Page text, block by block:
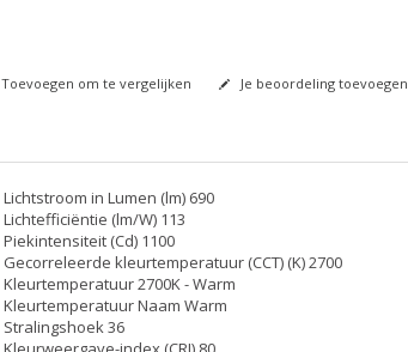
Toevoegen om te vergelijken Je beoordeling toevoegen
Lichtstroom in Lumen (lm) 690
Lichtefficiëntie (lm/W) 113
Piekintensiteit (Cd) 1100
Gecorreleerde kleurtemperatuur (CCT) (K) 2700
Kleurtemperatuur 2700K - Warm
Kleurtemperatuur Naam Warm
Stralingshoek 36